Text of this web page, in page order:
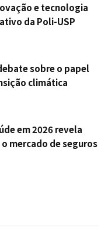
e tecnologia
da Poli-USP
sobre o papel
climática
em 2026 revela
mercado de seguros